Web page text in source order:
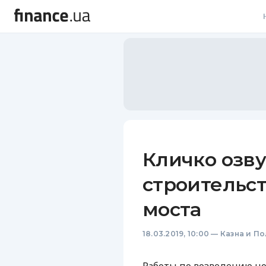
Кличко
моста
18.03.2019, 10:00 — Казна и